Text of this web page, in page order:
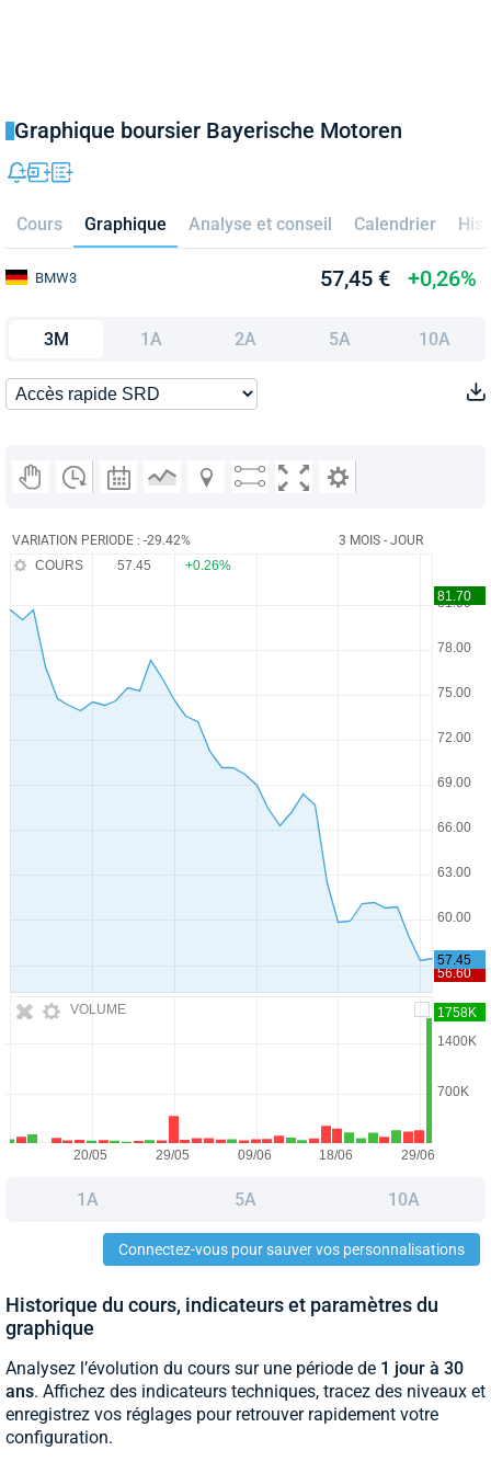
Graphique boursier Bayerische Motoren
Cours Graphique Analyse et conseil Calendrier
BMW3 57,45 € +0,26%
3M 1A 2A 5A 10A
VARIATION PERIODE : -29.42% 3 MOIS - JOUR
VOLUME
COURS 57.45 +0.26%
1A 5A 10A
Connectez-vous pour sauver vos personnalisations
Historique du cours, indicateurs et paramètres du
graphique
Analysez l’évolution du cours sur une période de 1 jour à 30
ans. Affichez des indicateurs techniques, tracez des niveaux et
enregistrez vos réglages pour retrouver rapidement votre
configuration.